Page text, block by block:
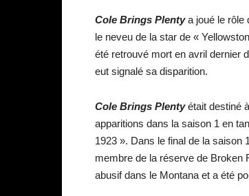
Cole Brings Plentya joué le rôle
le neveu de la star de «
été retrouvé mort en avril dernier
eut signalé sa disparition.
Cole Brings Plentyétait destiné
apparitions dans la saison 1 en
1923 ». Dans le final de la saison
membre de la réserve de Broken
abusif dans le Montana et a été